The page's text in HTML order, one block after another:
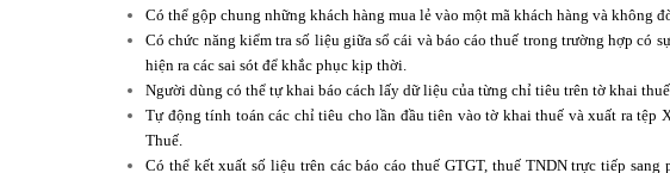
Có thể gộp chung những khách hàng mua lẻ vào một mã khách hàng và không
Có chức năng kiểm tra số liệu giữa sổ cái và báo cáo thuế trong trường hợp có
hiện ra các sai sót để khắc phục kịp thời.
Người dùng có thể tự khai báo cách lấy dữ liệu của từng chỉ tiêu trên tờ khai
Tự động tính toán các chỉ tiêu cho lần đầu tiên vào tờ khai thuế và xuất ra
Thuế.
Có thể kết xuất số liệu trên các báo cáo thuế GTGT, thuế TNDN trực tiếp